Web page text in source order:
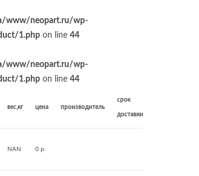
www/neopart.ru/wp-
1.php on line 44
www/neopart.ru/wp-
1.php on line 44
вес,кг цена производитель
срок
доставки
NAN 0 р.